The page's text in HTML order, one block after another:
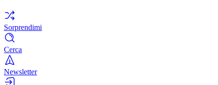
Sorprendimi
Cerca
Newsletter